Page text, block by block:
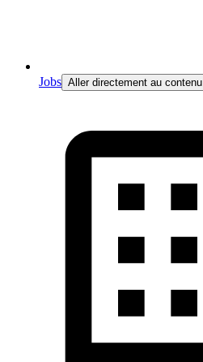
Jobs Aller directement au contenu